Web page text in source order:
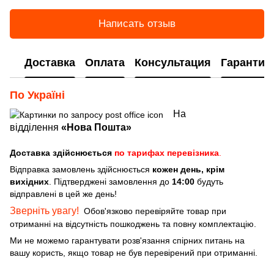
Написать отзыв
Доставка Оплата Консультация Гарантия
По Україні
На
відділення «Нова Пошта»
Доставка здійснюється по тарифах перевізника
Відправка замовлень здійснюється кожен день, крім
вихідних . Підтверджені замовлення до 14:00 будуть
відправлені в цей же день!
Зверніть увагу! Обов'язково перевіряйте товар при
отриманні на відсутність пошкоджень та повну комплектацію.
Ми не можемо гарантувати розв'язання спірних питань на
вашу користь, якщо товар не був перевірений при отриманні.